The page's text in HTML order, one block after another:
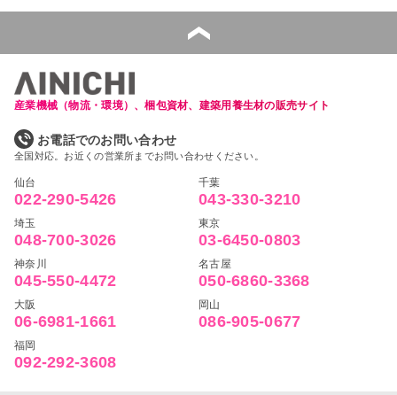
産業機械（物流・環境）、梱包資材、建築用養生材の販売サイト
お電話でのお問い合わせ
全国対応。お近くの営業所までお問い合わせください。
仙台
022-290-5426
千葉
043-330-3210
埼玉
048-700-3026
東京
03-6450-0803
神奈川
045-550-4472
名古屋
050-6860-3368
大阪
06-6981-1661
岡山
086-905-0677
福岡
092-292-3608